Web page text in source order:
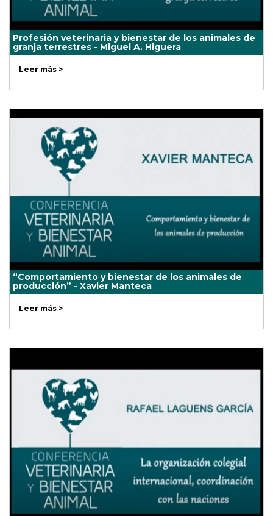
Profesión veterinaria y bienestar de los animales de
granja terrestres - Miguel A. Higuera
Leer más >
“Comportamiento y bienestar de los animales de
producción” - Xavier Manteca
Leer más >